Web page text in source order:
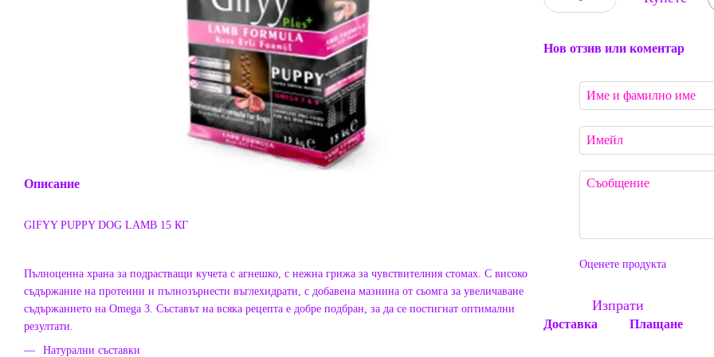
Описание
GIFYY PUPPY DOG LAMB 15 КГ
Пълноценна храна за подрастващи кучета с агнешко, с нежна грижа за чувствителния стомах. С високо
съдържание на протеини и пълнозърнести въглехидрати, с добавена мазнина от сьомга за увеличаване
съдържанието на Omega 3. Съставът на всяка рецепта е добре подбран, за да се постигнат оптимални
резултати.
Натурални съставки
Нов отзив или коментар
Оценете продукта
Изпрати
Доставка Плащане